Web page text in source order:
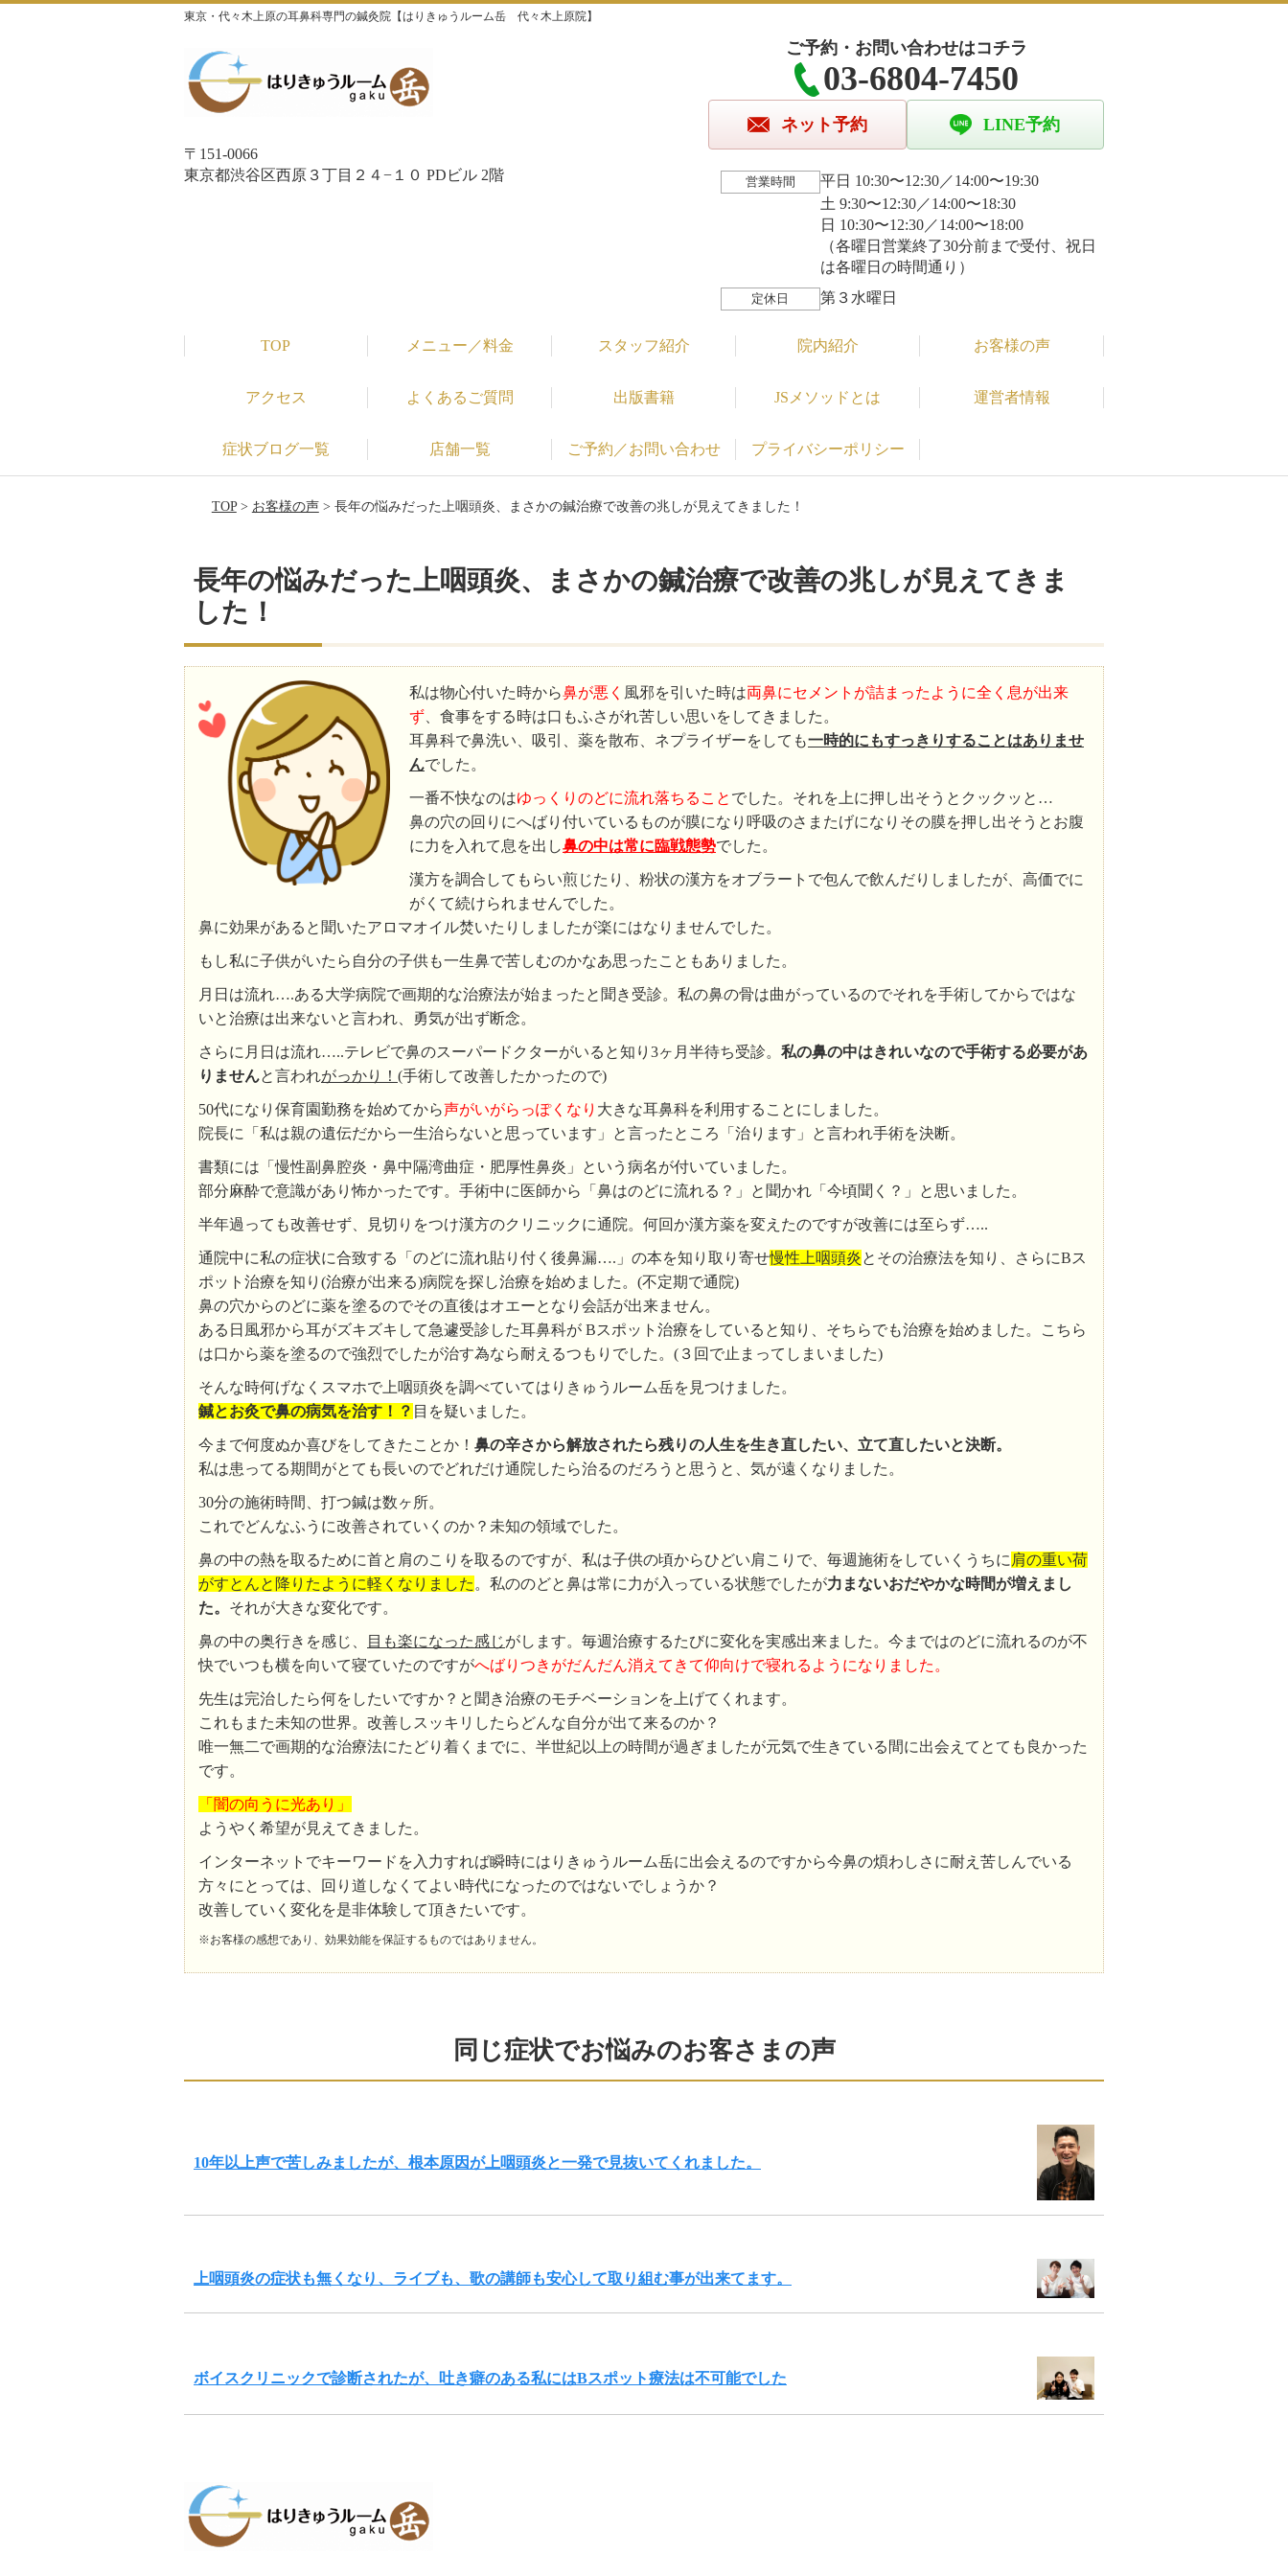
東京・代々木上原の耳鼻科専門の鍼灸院【はりきゅうルーム岳 代々木上原院】
〒151-0066
東京都渋谷区西原３丁目２４−１０ PDビル 2階
ご予約・お問い合わせはコチラ
03-6804-7450
ネット予約 LINE予約
営業時間
平日 10:30〜12:30／14:00〜19:30
土 9:30〜12:30／14:00〜18:30
日 10:30〜12:30／14:00〜18:00
（各曜日営業終了30分前まで受付、祝日
は各曜日の時間通り）
定休日 第３水曜日
TOP メニュー／料金 スタッフ紹介 院内紹介 お客様の声
アクセス よくあるご質問 出版書籍 JSメソッドとは 運営者情報
症状ブログ一覧 店舗一覧 ご予約／お問い合わせ プライバシーポリシー
TOP> お客様の声> 長年の悩みだった上咽頭炎、まさかの鍼治療で改善の兆しが見えてきました！
長年の悩みだった上咽頭炎、まさかの鍼治療で改善の兆しが見えてきま
した！
私は物心付いた時から鼻が悪く 風邪を引いた時は両鼻にセメントが詰まったように全く息が出来
ず 、食事をする時は口もふさがれ苦しい思いをしてきました。
耳鼻科で鼻洗い、吸引、薬を散布、ネプライザーをしても一時的にもすっきりすることはありませ
んでした。
一番不快なのはゆっくりのどに流れ落ちること でした。それを上に押し出そうとクックッと…
鼻の穴の回りにへばり付いているものが膜になり呼吸のさまたげになりその膜を押し出そうとお腹
に力を入れて息を出し鼻の中は常に臨戦態勢でした。
漢方を調合してもらい煎じたり、粉状の漢方をオブラートで包んで飲んだりしましたが、高価でに
がくて続けられませんでした。
鼻に効果があると聞いたアロマオイル焚いたりしましたが楽にはなりませんでした。
もし私に子供がいたら自分の子供も一生鼻で苦しむのかなあ思ったこともありました。
月日は流れ….ある大学病院で画期的な治療法が始まったと聞き受診。私の鼻の骨は曲がっているのでそれを手術してからではな
いと治療は出来ないと言われ、勇気が出ず断念。
さらに月日は流れ…..テレビで鼻のスーパードクターがいると知り3ヶ月半待ち受診。 私の鼻の中はきれいなので手術する必要があ
りませんと言われがっかり！(手術して改善したかったので)
50代になり保育園勤務を始めてから声がいがらっぽくなり 大きな耳鼻科を利用することにしました。
院長に「私は親の遺伝だから一生治らないと思っています」と言ったところ「治ります」と言われ手術を決断。
書類には「慢性副鼻腔炎・鼻中隔湾曲症・肥厚性鼻炎」という病名が付いていました。
部分麻酔で意識があり怖かったです。手術中に医師から「鼻はのどに流れる？」と聞かれ「今頃聞く？」と思いました。
半年過っても改善せず、見切りをつけ漢方のクリニックに通院。何回か漢方薬を変えたのですが改善には至らず…..
通院中に私の症状に合致する「のどに流れ貼り付く後鼻漏….」の本を知り取り寄せ慢性上咽頭炎とその治療法を知り、さらにBス
ポット治療を知り(治療が出来る)病院を探し治療を始めました。(不定期で通院)
鼻の穴からのどに薬を塗るのでその直後はオエーとなり会話が出来ません。
ある日風邪から耳がズキズキして急遽受診した耳鼻科が Bスポット治療をしていると知り、そちらでも治療を始めました。こちら
は口から薬を塗るので強烈でしたが治す為なら耐えるつもりでした。(３回で止まってしまいました)
そんな時何げなくスマホで上咽頭炎を調べていてはりきゅうルーム岳を見つけました。
鍼とお灸で鼻の病気を治す！？ 目を疑いました。
今まで何度ぬか喜びをしてきたことか！ 鼻の辛さから解放されたら残りの人生を生き直したい、立て直したいと決断。
私は患ってる期間がとても長いのでどれだけ通院したら治るのだろうと思うと、気が遠くなりました。
30分の施術時間、打つ鍼は数ヶ所。
これでどんなふうに改善されていくのか？未知の領域でした。
鼻の中の熱を取るために首と肩のこりを取るのですが、私は子供の頃からひどい肩こりで、毎週施術をしていくうちに 肩の重い荷
がすとんと降りたように軽くなりました 。私ののどと鼻は常に力が入っている状態でしたが力まないおだやかな時間が増えまし
た。 それが大きな変化です。
鼻の中の奥行きを感じ、 目も楽になった感じがします。毎週治療するたびに変化を実感出来ました。今まではのどに流れるのが不
快でいつも横を向いて寝ていたのですがへばりつきがだんだん消えてきて仰向けで寝れるようになりました。
先生は完治したら何をしたいですか？と聞き治療のモチベーションを上げてくれます。
これもまた未知の世界。改善しスッキリしたらどんな自分が出て来るのか？
唯一無二で画期的な治療法にたどり着くまでに、半世紀以上の時間が過ぎましたが元気で生きている間に出会えてとても良かった
です。
「闇の向うに光あり」
ようやく希望が見えてきました。
インターネットでキーワードを入力すれば瞬時にはりきゅうルーム岳に出会えるのですから今鼻の煩わしさに耐え苦しんでいる
方々にとっては、回り道しなくてよい時代になったのではないでしょうか？
改善していく変化を是非体験して頂きたいです。
※お客様の感想であり、効果効能を保証するものではありません。
同じ症状でお悩みのお客さまの声
10年以上声で苦しみましたが、根本原因が上咽頭炎と一発で見抜いてくれました。
上咽頭炎の症状も無くなり、ライブも、歌の講師も安心して取り組む事が出来てます。
ボイスクリニックで診断されたが、吐き癖のある私にはBスポット療法は不可能でした